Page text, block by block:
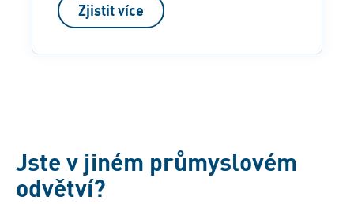
Zjistit více
Jste v jiném průmyslovém
odvětví?